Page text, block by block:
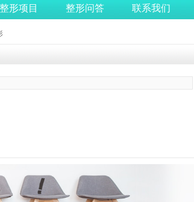
整形项目 整形问答 联系我们